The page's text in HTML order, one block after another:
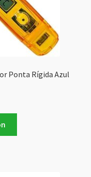
Ponta Rígida Azul